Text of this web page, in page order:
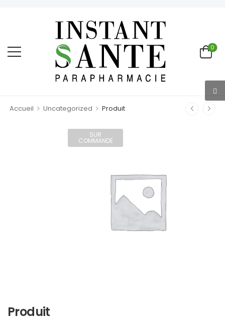
0
Accueil > Uncategorized > Produit
SUR
COMMANDE
Produit